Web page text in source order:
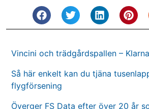
Vincini och trädgårdspallen –
Så här enkelt kan du tjäna
flygförsening
Överger FS Data efter över 20 år